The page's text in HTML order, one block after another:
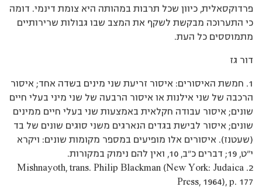
פרדוקסאלית, כיוון שכל תרבות במהותה היא צומת דינמי. דומה
כי התערוכה מבקשת לשקף את המצב שבו גבולות שרירותיים
מתמוססים כל העת.
דור גז
1. חמשת האיסורים: איסור זריעת שני מינים בשדה אחד; איסור
הרכבה של שני אילנות או איסור הרבעה של שני מיני בעלי חיים
שונים; איסור עבודה חקלאית באמצעות שני בעלי חיים ממינים
שונים; איסור לבישת בגדים הנארגים משני סוגים שונים של בד
(שעטנז). איסורים אלו מופיעים במספר מקומות שונים: ויקרא
י”ט, 19; דברים כ”ב, 10, ואין להם נימוק במקורות.
2. Mishnayoth, trans. Philip Blackman (New York: Judaica
Press, 1964), p. 177